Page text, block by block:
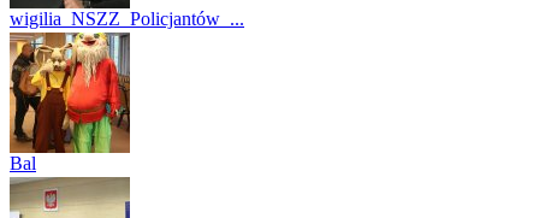
wigilia_NSZZ_Policjantów_...
(36)
Bal
Mikołajkowy
2017” (14)